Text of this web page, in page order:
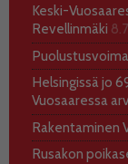
Keski-
Revellinmäki
Helsingissä jo
Vuosaaressa
Rakentaminen
Rusakon